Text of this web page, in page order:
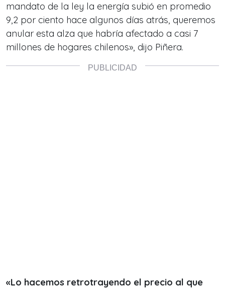
mandato de la ley la energía subió en promedio
9,2 por ciento hace algunos días atrás, queremos
anular esta alza que habría afectado a casi 7
millones de hogares chilenos», dijo Piñera.
«Lo hacemos retrotrayendo el precio al que